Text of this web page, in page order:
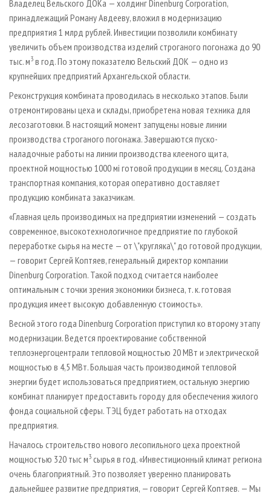
ПРОИЗВОДСТВО МЕБЕЛИ
БИОЭНЕРГЕТИКА
ЦБП
ИНСТРУМЕНТ И МАТЕРИАЛЫ
ПРИОРИТЕТНЫЕ ИНВЕСТПРОЕКТЫ
RUSSIAN FORESTRY REVIEW
ГАЗЕТА ЛЕСПРОМФОРУМ
БИБЛИОТЕКА СПЕЦИАЛИСТА
Владелец Вельского ДОКа — холдинг Dinenburg Corporation,
принадлежащий Роману Авдееву, вложил в модернизацию
предприятия 1 млрд рублей. Инвестиции позволили комбинату
увеличить объем производства изделий строганого погонажа до 90
тыс. м3 в год. По этому показателю Вельский ДОК — одно из
крупнейших предприятий Архангельской области.
Реконструкция комбината проводилась в несколько этапов. Были
отремонтированы цеха и склады, приобретена новая техника для
лесозаготовки. В настоящий момент запущены новые линии
производства строганого погонажа. Завершаются пуско-
наладочные работы на линии производства клееного щита,
проектной мощностью 1000 мі готовой продукции в месяц. Создана
транспортная компания, которая оперативно доставляет
продукцию комбината заказчикам.
«Главная цель производимых на предприятии изменений — создать
современное, высокотехнологичное предприятие по глубокой
переработке сырья на месте — от \"кругляка\" до готовой продукции,
— говорит Сергей Коптяев, генеральный директор компании
Dinenburg Corporation. Такой подход считается наиболее
оптимальным с точки зрения экономики бизнеса, т. к. готовая
продукция имеет высокую добавленную стоимость».
Весной этого года Dinenburg Corporation приступил ко второму этапу
модернизации. Ведется проектирование собственной
теплоэнергоцентрали тепловой мощностью 20 МВт и электрической
мощностью в 4,5 МВт. Большая часть производимой тепловой
энергии будет использоваться предприятием, остальную энергию
комбинат планирует предоставить городу для обеспечения жилого
фонда социальной сферы. ТЭЦ будет работать на отходах
предприятия.
Началось строительство нового лесопильного цеха проектной
мощностью 320 тыс м3 сырья в год. «Инвестиционный климат региона
очень благоприятный. Это позволяет уверенно планировать
дальнейшее развитие предприятия, — говорит Сергей Коптяев. — Мы